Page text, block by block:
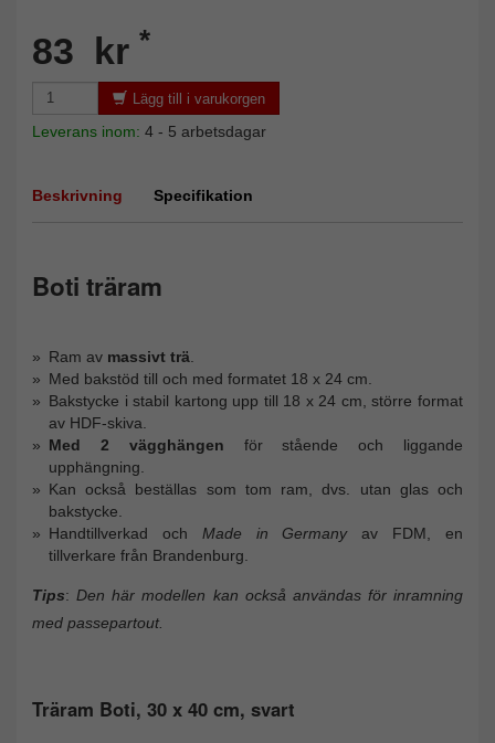
83 kr *
Lägg till i varukorgen
Leverans inom: 4 - 5 arbetsdagar
Beskrivning Specifikation
Boti träram
Ram av massivt trä
Med bakstöd till och med formatet 18 x 24 cm.
Bakstycke i stabil kartong upp till 18 x 24 cm, större format
av HDF-skiva.
Med 2 vägghängen för stående och liggande
upphängning.
Kan också beställas som tom ram, dvs. utan glas och
bakstycke.
Handtillverkad och Made in Germanyav FDM, en
tillverkare från Brandenburg.
Tips: Den här modellen kan också användas för inramning
med passepartout.
Träram Boti, 30 x 40 cm, svart